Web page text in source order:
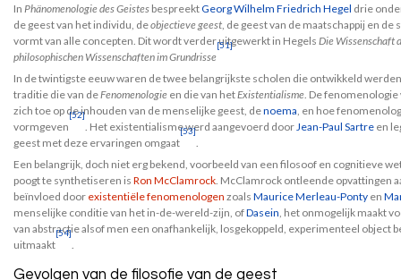
In Phänomenologie des Geistes bespreektGeorg Wilhelm Friedrich Hegel drie
de geest van het individu, deobjectieve geest , de geest van de maatschappij en de
vormt van alle concepten. Dit wordt verder uitgewerkt in Hegels Die Wissenschaft
philosophischen Wissenschaften im Grundrisse
[51]
In de twintigste eeuw waren de twee belangrijkste scholen die ontwikkeld
traditie die van deFenomenologie en die van hetExistentialisme . De
zich toe op de inhouden van de menselijke geest, denoema , en hoe
vormgeven
[52]
. Het existentialisme werd aangevoerd door Jean-Paul Sartre en
geest met deze ervaringen omgaat
[53]
Een belangrijk, doch niet erg bekend, voorbeeld van een filosoof en cognitieve
poogt te synthetiseren is Ron McClamrock . McClamrock ontleende opvattingen
beïnvloed door existentiële fenomenologen zoals Maurice Merleau-Ponty en
menselijke conditie van het in-de-wereld-zijn, ofDasein , het onmogelijk maakt
van abstractie alsof men een onafhankelijk, losgekoppeld, experimenteel object
uitmaakt
[54]
Gevolgen van de filosofie van de geest